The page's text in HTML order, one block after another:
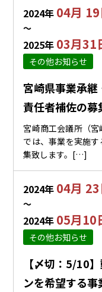
2024年 04月 19
〜
2025年 03月31
その他お知らせ
宮崎県事業承
責任者補佐の募
宮崎商工会議所（宮
では、事業を実施
集致します。[…]
2024年 04月 23
〜
2024年 05月10
その他お知らせ
【〆切：5/10
ンを希望する